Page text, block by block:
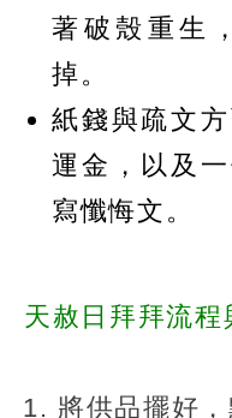
著破殼重生
掉。
紙錢與疏文
運金，以及
寫懺悔文。
天赦日拜拜流程
將供品擺好，